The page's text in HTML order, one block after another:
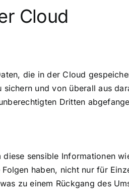
Cloud
die in der Cloud
und von überall aus
Dritten
sensible Informationen
haben, nicht nur für
zu einem Rückgang des